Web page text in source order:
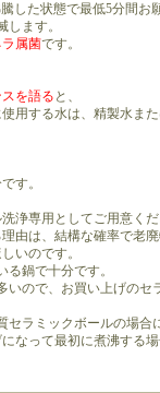
た状態で最低5分間お
ます。
属菌です。
を語る と、
用する水は、精製水ま
す。
専用としてご用意くだ
、結構な確率で老廃
のです。
鍋で十分です。
で、お買い上げのセラ
ラミックボールの場合
なって最初に煮沸する